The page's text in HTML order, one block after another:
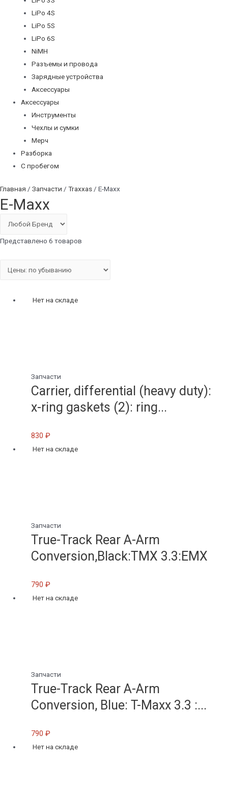
LiPo 4S
LiPo 5S
LiPo 6S
NiMH
Разъемы и провода
Зарядные устройства
Аксессуары
Аксессуары
Инструменты
Чехлы и сумки
Мерч
Разборка
С пробегом
Главная / Запчасти / Traxxas / E-Maxx
E-Maxx
Представлено 6 товаров
Нет на складе
Запчасти
Carrier, differential (heavy duty):
x-ring gaskets (2): ring...
830₽
Нет на складе
Запчасти
True-Track Rear A-Arm
Conversion,Black:TMX 3.3:EMX
790₽
Нет на складе
Запчасти
True-Track Rear A-Arm
Conversion, Blue: T-Maxx 3.3 :...
790₽
Нет на складе